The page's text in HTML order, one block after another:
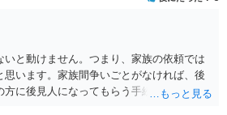
と動けません。つまり、家族の依頼では
います。家族間争いごとがなければ、後
方に後見人になってもらう手続をすすめた